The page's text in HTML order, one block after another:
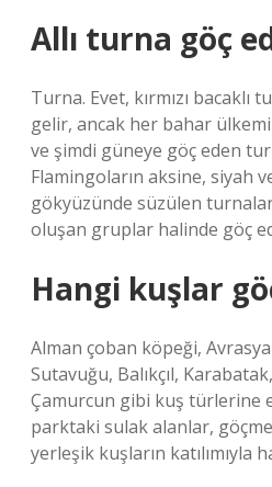
Allı turna göç
Turna. Evet, kırmızı bacaklı
gelir, ancak her bahar
ve şimdi güneye göç eden
Flamingoların aksine, siyah
gökyüzünde süzülen
oluşan gruplar halinde göç
Hangi kuşlar
Alman çoban köpeği,
Sutavuğu, Balıkçıl,
Çamurcun gibi kuş türlerine
parktaki sulak alanlar,
yerleşik kuşların katılımıyla